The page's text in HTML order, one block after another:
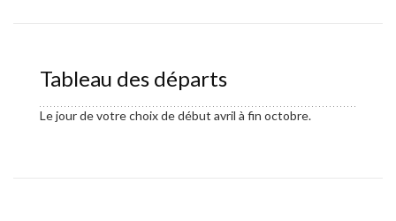
Tableau des départs
Le jour de votre choix de début avril à fin octobre.